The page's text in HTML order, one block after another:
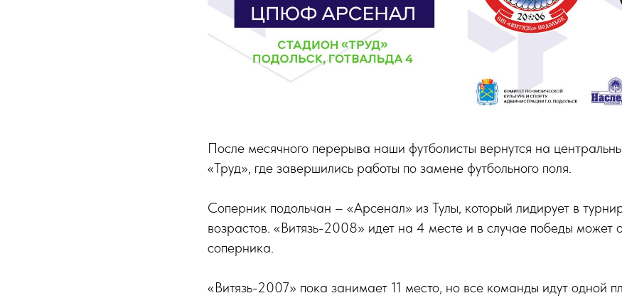
После месячного перерыва наши футболисты вернутся на
«Труд», где завершились работы по замене футбольного поля.
Соперник подольчан – «Арсенал» из Тулы, который лидирует в
возрастов. «Витязь-2008» идет на 4 месте и в случае победы может
соперника.
«Витязь-2007» пока занимает 11 место, но все команды идут одной